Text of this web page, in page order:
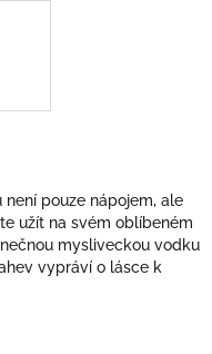
pouze nápojem, ale
užít na svém oblíbeném
mysliveckou vodku
vypráví o lásce k